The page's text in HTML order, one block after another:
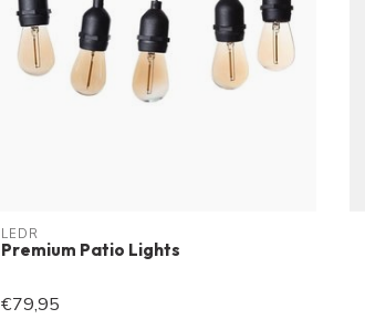
LEDR
Premium Patio Lights
€79,95